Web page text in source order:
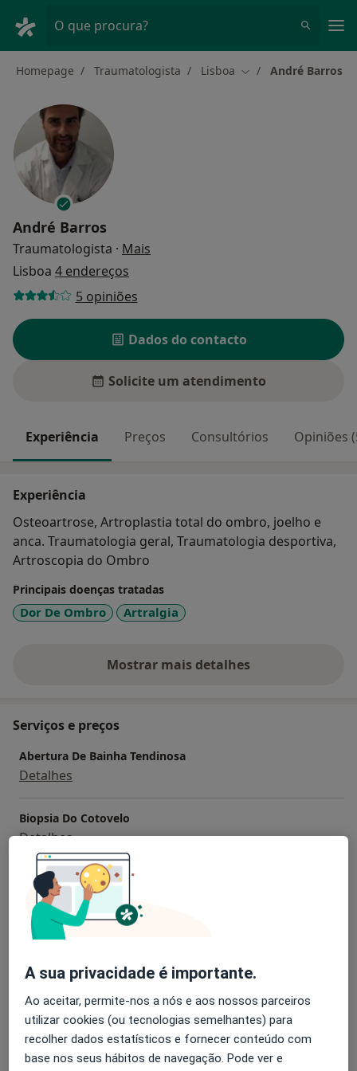
O que procura?
Homepage Traumatologista Lisboa Mudar de cidade
André Barros
André Barros
Traumatologista · Mais
Lisboa 4 endereços
5 opiniões
Dados do contacto
Solicite um atendimento
Experiência Preços Consultórios Opiniões
Experiência
Osteoartrose, Artroplastia total do ombro, joelho e
anca. Traumatologia geral, Traumatologia desportiva,
Artroscopia do Ombro
Principais doenças tratadas
Dor De Ombro Artralgia
Mostrar mais detalhes
sobre a experiência
Serviços e preços
Abertura De Bainha Tendinosa
Detalhes
Biopsia Do Cotovelo
Detalhes
Artrotomia Do Punho
Detalhes
Artrotomia Do Tornozelo
Biopsia (Ossea Ou Osteo-Periostal Ou Sinovial) Ao Nivel
Do Punho
Detalhes
A sua privacidade é importante.
Ao aceitar, permite-nos a nós e aos nossos parceiros
utilizar cookies (ou tecnologias semelhantes) para
recolher dados estatísticos e fornecer conteúdo com
base nos seus hábitos de navegação. Pode ver e